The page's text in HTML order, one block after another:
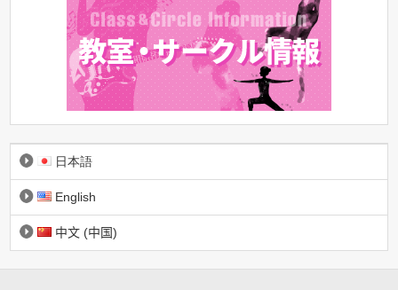
日本語
English
中文 (中国)